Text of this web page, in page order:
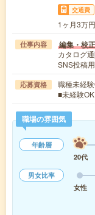
交通費
1ヶ月3万
仕事内容 編集・校
カタログ
SNS投稿
応募資格
職種未経
■未経験OK
職場の雰囲気
年齢層
20代
男女比率
女性